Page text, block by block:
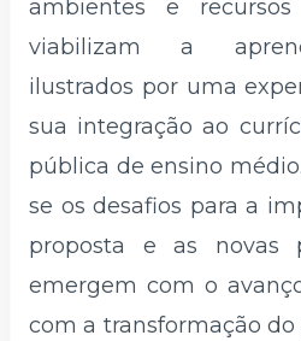
ambientes e
viabilizam a
ilustrados por uma
sua integração ao
pública de ensino
se os desafios para a
proposta e as novas
emergem com o
com a transformação